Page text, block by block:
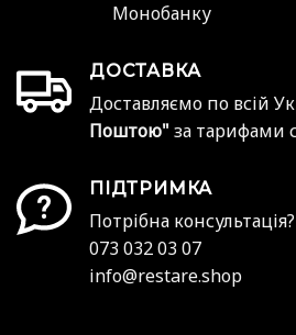
Монобанку
ДОСТАВКА
Доставляємо по всій
Поштою" за тарифами
ПІДТРИМКА
Потрібна
073 032 03 07
info@restare.shop